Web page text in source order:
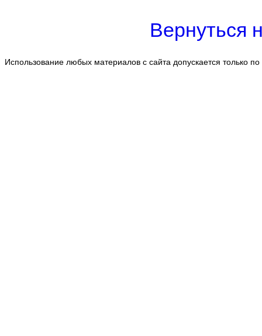
Вернуться
Использование любых материалов с сайта допускается только